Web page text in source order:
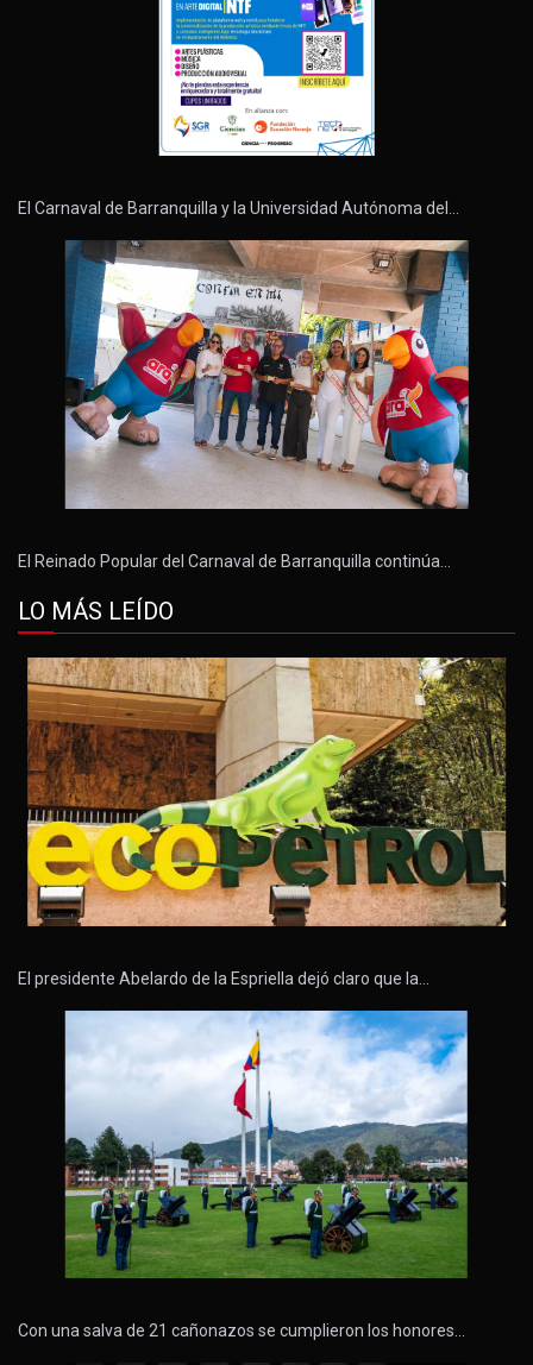
El Carnaval de Barranquilla y la Universidad Autónoma del…
El Reinado Popular del Carnaval de Barranquilla continúa…
LO MÁS LEÍDO
El presidente Abelardo de la Espriella dejó claro que la…
Con una salva de 21 cañonazos se cumplieron los honores…